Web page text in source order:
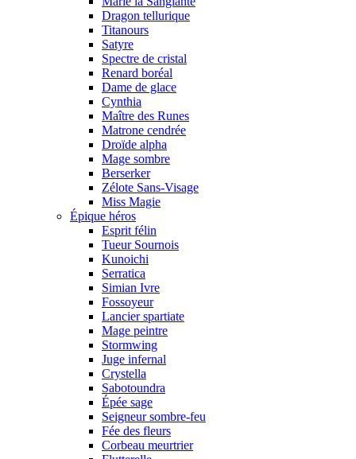
Dragon tellurique
Titanours
Satyre
Spectre de cristal
Renard boréal
Dame de glace
Cynthia
Maître des Runes
Matrone cendrée
Droïde alpha
Mage sombre
Berserker
Zélote Sans-Visage
Miss Magie
Épique héros
Esprit félin
Tueur Sournois
Kunoichi
Serratica
Simian Ivre
Fossoyeur
Lancier spartiate
Mage peintre
Stormwing
Juge infernal
Crystella
Sabotoundra
Épée sage
Seigneur sombre-feu
Fée des fleurs
Corbeau meurtrier